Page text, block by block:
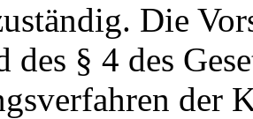
Die
des § 4 des
der